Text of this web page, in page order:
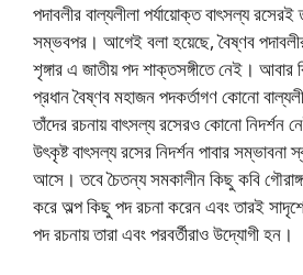
পদাবলীর বাল্যলীলা পর্যায়োক্ত বাৎসল্য
সম্ভবপর। আগেই বলা হয়েছে, বৈষ্ণব
শৃঙ্গার এ জাতীয় পদ শাক্তসঙ্গীতে নেই। আবার
প্রধান বৈষ্ণব মহাজন পদকর্তাগণ কোনো
তাঁদের রচনায় বাৎসল্য রসেরও কোনো
উৎকৃষ্ট বাৎসল্য রসের নিদর্শন পাবার
আসে। তবে চৈতন্য সমকালীন কিছু কবি
করে অল্প কিছু পদ রচনা করেন এবং তারই
পদ রচনায় তারা এবং পরবর্তীরাও উদ্যোগী হন।